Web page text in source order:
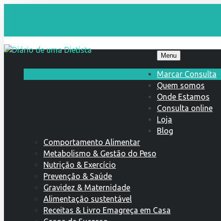
Menu
Marcar Consulta
Quem somos
Onde Estamos
Consulta online
Loja
Blog
Comportamento Alimentar
Metabolismo & Gestão do Peso
Nutrição & Exercício
Prevenção & Saúde
Gravidez & Maternidade
Alimentação sustentável
Receitas & Livro Emagreça em Casa